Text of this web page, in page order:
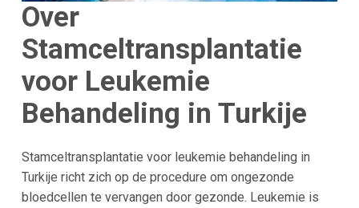
Over
Stamceltransplantatie
voor Leukemie
Behandeling in Turkije
Stamceltransplantatie voor leukemie behandeling in
Turkije richt zich op de procedure om ongezonde
bloedcellen te vervangen door gezonde. Leukemie is